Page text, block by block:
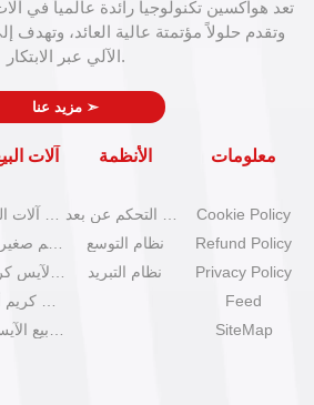
تعد هواكسين تكنولوجيا رائدة عالمياً في
وتقدم حلولاً مؤتمتة عالية العائد، وتهدف
الآلي عبر الابتكار.
➣
آلات الأنظمة
نظام التوسع
نظام التبريد
معلومات
Cookie Policy
Refund Policy
Privacy Policy
Feed
SiteMap